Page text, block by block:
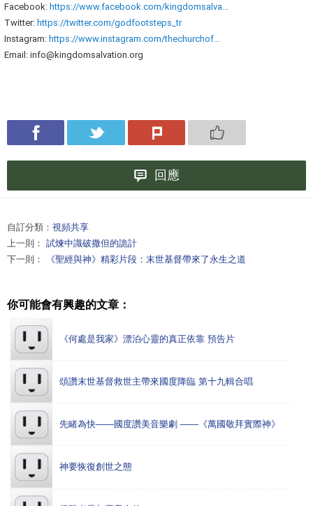
Facebook: https://www.facebook.com/kingdomsalva...
Twitter: https://twitter.com/godfootsteps_tr
Instagram: https://www.instagram.com/thechurchof...
Email: info@kingdomsalvation.org
回應
自訂分類： 視頻共享
上一則： 試煉中識破撒但的詭計
下一則：
《聖經與神》精彩片段：末世基督帶來了永生之道
你可能會有興趣的文章：
《何處是我家》漂泊心靈的真正依靠 預告片
頌讚末世基督救世主帶來國度降臨 第十九輯合唱
先睹為快——國度讚美音樂劇 ——《萬國敬拜實際神》
神要恢復創世之態